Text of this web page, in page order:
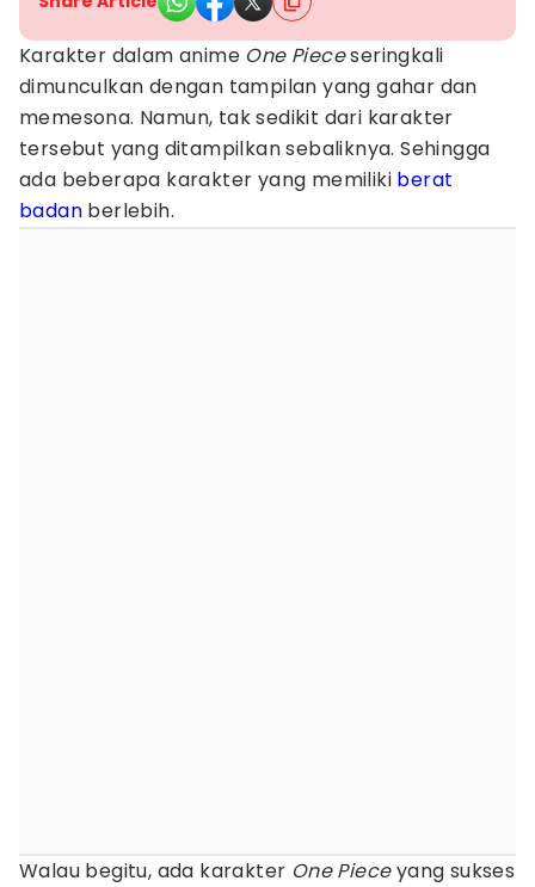
Karakter dalam anime One Pieceseringkali
dimunculkan dengan tampilan yang gahar dan
memesona. Namun, tak sedikit dari karakter
tersebut yang ditampilkan sebaliknya. Sehingga
ada beberapa karakter yang memiliki berat
badan berlebih.
Walau begitu, ada karakter One Pieceyang sukses